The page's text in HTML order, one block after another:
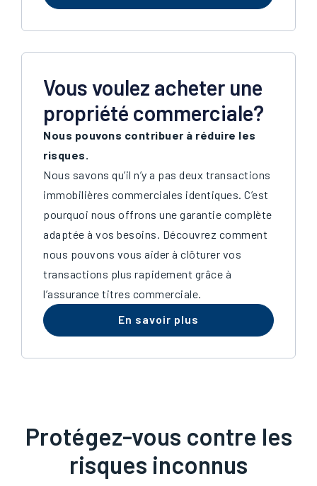
Vous voulez acheter une
propriété commerciale?
Nous pouvons contribuer à réduire les
risques.
Nous savons qu’il n’y a pas deux transactions
immobilières commerciales identiques. C’est
pourquoi nous offrons une garantie complète
adaptée à vos besoins. Découvrez comment
nous pouvons vous aider à clôturer vos
transactions plus rapidement grâce à
l’assurance titres commerciale.
En savoir plus
Protégez-vous contre les
risques inconnus